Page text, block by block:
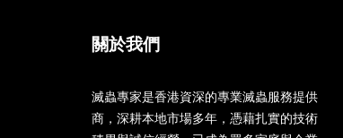
關於我們
滅蟲專家是香港資深的專業滅蟲服務提供
商，深耕本地市場多年，憑藉扎實的技術